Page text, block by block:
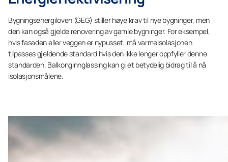
Bygningsenergiloven (GEG) stiller høye krav til nye bygninger, men
den kan også gjelde renovering av gamle bygninger. For eksempel,
hvis fasaden eller veggen er nypusset, må varmeisolasjonen
tilpasses gjeldende standard hvis den ikke lenger oppfyller denne
standarden. Balkonginnglassing kan gi et betydelig bidrag til å nå
isolasjonsmålene.